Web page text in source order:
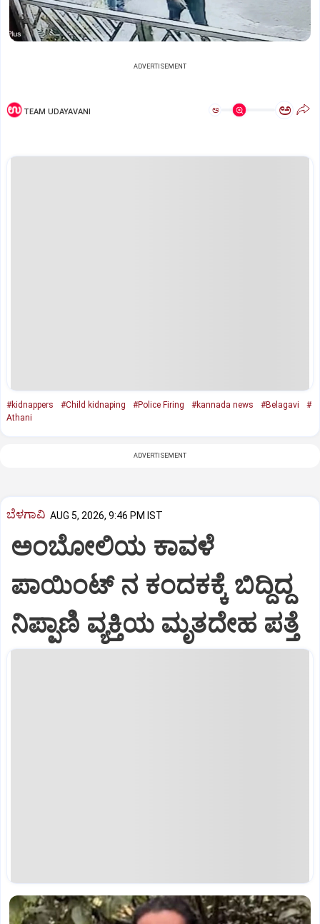
ADVERTISEMENT
TEAM UDAYAVANI ಅ ಅ
#kidnappers #Child kidnaping #Police Firing #kannada news #Belagavi
#
Athani
ADVERTISEMENT
ಬೆಳಗಾವಿ AUG 5, 2026, 9:46 PM IST
ಅಂಬೋಲಿಯ ಕಾವಳೆ‌
ಪಾಯಿಂಟ್ ನ ಕಂದಕಕ್ಕೆ ಬಿದ್ದಿದ್ದ
ನಿಪ್ಪಾಣಿ ವ್ಯಕ್ತಿಯ ಮೃತದೇಹ ಪತ್ತೆ